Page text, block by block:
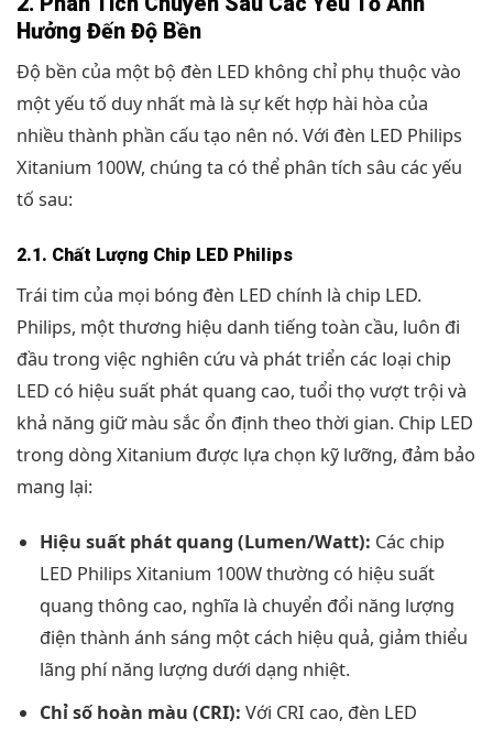
Hưởng Đến Độ Bền
Độ bền của một bộ đèn LED không chỉ phụ thuộc vào
một yếu tố duy nhất mà là sự kết hợp hài hòa của
nhiều thành phần cấu tạo nên nó. Với đèn LED Philips
Xitanium 100W, chúng ta có thể phân tích sâu các yếu
tố sau:
2.1. Chất Lượng Chip LED Philips
Trái tim của mọi bóng đèn LED chính là chip LED.
Philips, một thương hiệu danh tiếng toàn cầu, luôn đi
đầu trong việc nghiên cứu và phát triển các loại chip
LED có hiệu suất phát quang cao, tuổi thọ vượt trội và
khả năng giữ màu sắc ổn định theo thời gian. Chip LED
trong dòng Xitanium được lựa chọn kỹ lưỡng, đảm bảo
mang lại:
Hiệu suất phát quang (Lumen/Watt): Các chip
LED Philips Xitanium 100W thường có hiệu suất
quang thông cao, nghĩa là chuyển đổi năng lượng
điện thành ánh sáng một cách hiệu quả, giảm thiểu
lãng phí năng lượng dưới dạng nhiệt.
Chỉ số hoàn màu (CRI): Với CRI cao, đèn LED